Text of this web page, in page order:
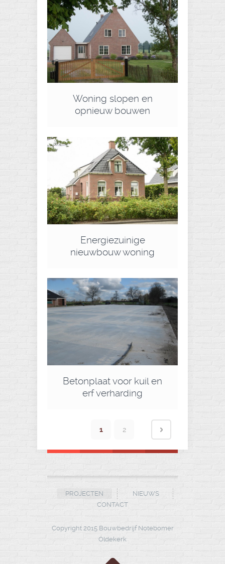
Woning slopen en
opnieuw bouwen
Energiezuinige
nieuwbouw woning
Betonplaat voor kuil en
erf verharding
1 2
PROJECTEN
NIEUWS
CONTACT
Copyright 2015 Bouwbedrijf Notebomer
Oldekerk